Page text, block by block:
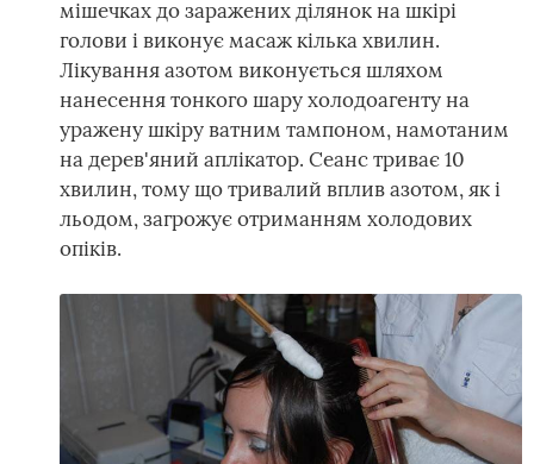
мішечках до заражених ділянок на шкірі
голови і виконує масаж кілька хвилин.
Лікування азотом виконується шляхом
нанесення тонкого шару холодоагенту на
уражену шкіру ватним тампоном, намотаним
на дерев'яний аплікатор. Сеанс триває 10
хвилин, тому що тривалий вплив азотом, як і
льодом, загрожує отриманням холодових
опіків.